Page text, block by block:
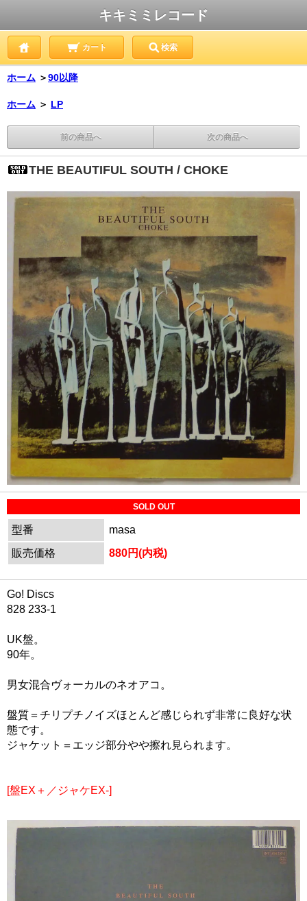
キキミミレコード
カート 検索
ホーム ＞90以降
ホーム ＞ LP
前の商品へ 次の商品へ
THE BEAUTIFUL SOUTH / CHOKE
SOLD OUT
型番
masa
販売価格
880円(内税)
Go! Discs
828 233-1
UK盤。
90年。
男女混合ヴォーカルのネオアコ。
盤質＝チリプチノイズほとんど感じられず非常に良好な状
態です。
ジャケット＝エッジ部分やや擦れ見られます。
[盤EX＋／ジャケEX-]